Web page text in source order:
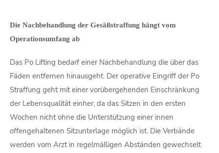
Die Nachbehandlung der Gesäßstraffung hängt vom
Operationsumfang ab
Das Po Lifting bedarf einer Nachbehandlung die über das
Fäden entfernen hinausgeht. Der operative Eingriff der Po
Straffung geht mit einer vorübergehenden Einschränkung
der Lebensqualität einher, da das Sitzen in den ersten
Wochen nicht ohne die Unterstützung einer innen
offengehaltenen Sitzunterlage möglich ist. Die Verbände
werden vom Arzt in regelmäßigen Abständen gewechselt